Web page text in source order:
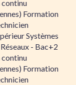
continu
Formation
Systèmes
- Bac+2
continu
Formation